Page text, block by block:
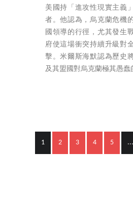
美國持「進攻性現實主義
者。他認為，烏克蘭危機
國領導的行徑，尤其發生
府使這場衝突持續升級對
擊。米爾斯海默認為歷史
及其盟國對烏克蘭極其愚蠢
1 2 3 4 5 ...